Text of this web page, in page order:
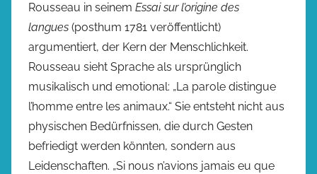
Rousseau in seinem Essai sur l’origine des
langues (posthum 1781 veröffentlicht)
argumentiert, der Kern der Menschlichkeit.
Rousseau sieht Sprache als ursprünglich
musikalisch und emotional: „La parole distingue
l’homme entre les animaux.“ Sie entsteht nicht aus
physischen Bedürfnissen, die durch Gesten
befriedigt werden könnten, sondern aus
Leidenschaften. „Si nous n’avions jamais eu que